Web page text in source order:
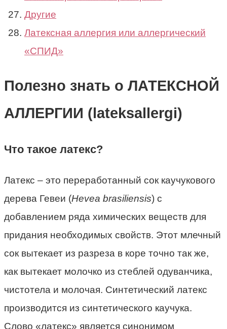
Другие
Латексная аллергия или аллергический
«СПИД»
Полезно знать о ЛАТЕКСНОЙ
АЛЛЕРГИИ (lateksallergi)
Что такое латекс?
Латекс – это переработанный сок каучукового
дерева Гевеи (Hevea brasiliensis) с
добавлением ряда химических веществ для
придания необходимых свойств. Этот млечный
сок вытекает из разреза в коре точно так же,
как вытекает молочко из стеблей одуванчика,
чистотела и молочая. Синтетический латекс
производится из синтетического каучука.
Слово «латекс» является синонимом